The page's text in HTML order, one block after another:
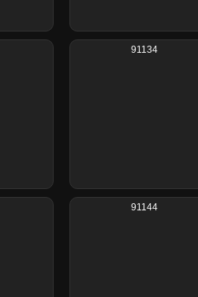
91134
91144